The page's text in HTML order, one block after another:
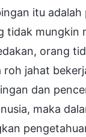
itu
tidak mungkin
orang
roh jahat
dan
maka